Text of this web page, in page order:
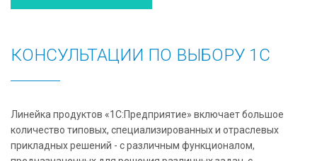
КОНСУЛЬТАЦИИ ПО ВЫБОРУ 1C
Линейка продуктов «1С:Предприятие» включает большое
количество типовых, специализированных и отраслевых
прикладных решений - с различным функционалом,